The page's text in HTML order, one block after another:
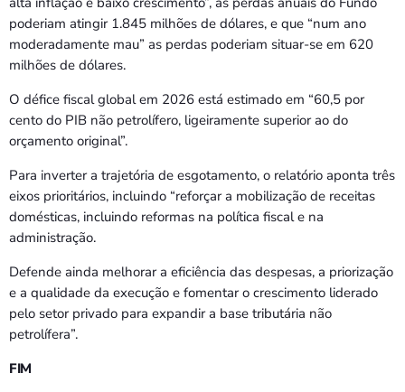
poderiam atingir 1.845 milhões de dólares, e que “num ano
moderadamente mau” as perdas poderiam situar-se em 620
milhões de dólares.
O défice fiscal global em 2026 está estimado em “60,5 por
cento do PIB não petrolífero, ligeiramente superior ao do
orçamento original”.
Para inverter a trajetória de esgotamento, o relatório aponta três
eixos prioritários, incluindo “reforçar a mobilização de receitas
domésticas, incluindo reformas na política fiscal e na
administração.
Defende ainda melhorar a eficiência das despesas, a priorização
e a qualidade da execução e fomentar o crescimento liderado
pelo setor privado para expandir a base tributária não
petrolífera”.
FIM